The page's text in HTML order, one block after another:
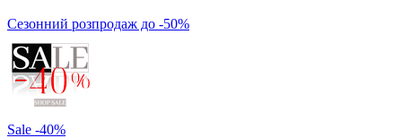
Сезонний розпродаж до -50%
Sale -40%